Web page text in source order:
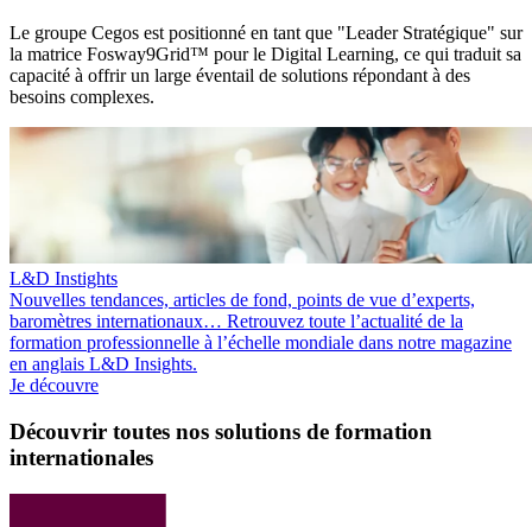
Le groupe Cegos est positionné en tant que "Leader Stratégique" sur
la matrice Fosway9Grid™ pour le Digital Learning, ce qui traduit sa
capacité à offrir un large éventail de solutions répondant à des
besoins complexes.
L&D Instights
Nouvelles tendances, articles de fond, points de vue d’experts,
baromètres internationaux… Retrouvez toute l’actualité de la
formation professionnelle à l’échelle mondiale dans notre magazine
en anglais L&D Insights.
Je découvre
Découvrir toutes nos solutions de formation
internationales